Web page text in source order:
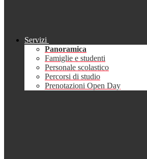
Servizi
Panoramica
Famiglie e studenti
Personale scolastico
Percorsi di studio
Prenotazioni Open Day